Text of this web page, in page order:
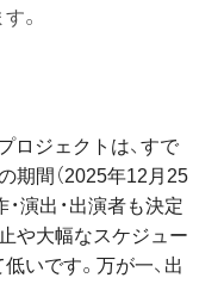
。
ロジェクトは、すで
期間（2025年12月25
演出・出演者も決定
や大幅なスケジュー
いです。万が一、出